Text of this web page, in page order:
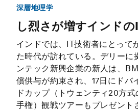
深層地理学
し烈さが増すインド
インドでは、IT技術者にとって
た時代が訪れている。デリーに
ンテック新興企業の新人は、
償供与が約束され、17日にドバ
ドカップ（トウェンティ20方
手権）観戦ツアーもプレゼント